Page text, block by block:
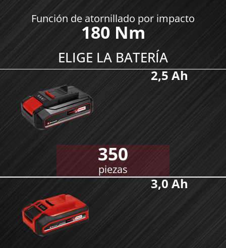
Función de atornillado por impacto
180 Nm
ELIGE LA BATERÍA
2,5 Ah
350
piezas
3,0 Ah